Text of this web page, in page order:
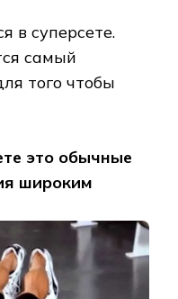
в суперсете.
самый
того чтобы
это обычные
широким